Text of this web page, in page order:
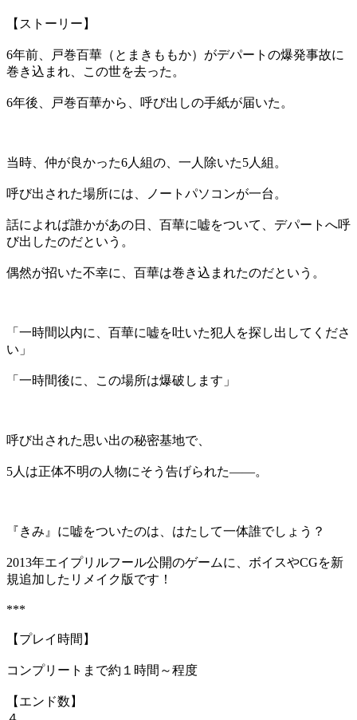
【ストーリー】
6年前、戸巻百華（とまきももか）がデパートの爆発事故に
巻き込まれ、この世を去った。
6年後、戸巻百華から、呼び出しの手紙が届いた。
当時、仲が良かった6人組の、一人除いた5人組。
呼び出された場所には、ノートパソコンが一台。
話によれば誰かがあの日、百華に嘘をついて、デパートへ呼
び出したのだという。
偶然が招いた不幸に、百華は巻き込まれたのだという。
「一時間以内に、百華に嘘を吐いた犯人を探し出してくださ
い」
「一時間後に、この場所は爆破します」
呼び出された思い出の秘密基地で、
5人は正体不明の人物にそう告げられた――。
『きみ』に嘘をついたのは、はたして一体誰でしょう？
2013年エイプリルフール公開のゲームに、ボイスやCGを新
規追加したリメイク版です！
***
【プレイ時間】
コンプリートまで約１時間～程度
【エンド数】